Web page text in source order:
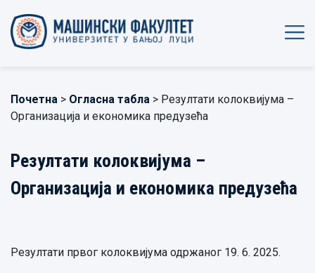
Почетна > Огласна табла > Резултати колоквијума –
Организација и економика предузећа
Резултати колоквијума –
Организација и економика предузећа
Резултати првог колоквијума одржаног 19. 6. 2025.